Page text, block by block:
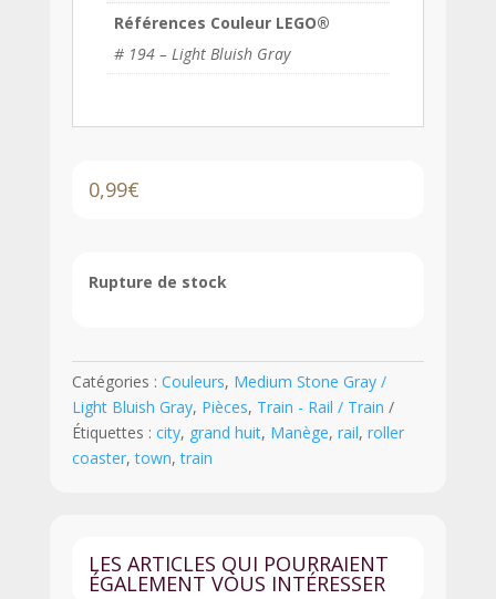
Références Couleur LEGO®
# 194 – Light Bluish Gray
0,99€
Rupture de stock
Catégories : Couleurs, Medium Stone Gray /
Light Bluish Gray, Pièces, Train - Rail / Train
Étiquettes : city, grand huit, Manège, rail, roller
coaster,town,train
LES ARTICLES QUI POURRAIENT
ÉGALEMENT VOUS INTÉRESSER